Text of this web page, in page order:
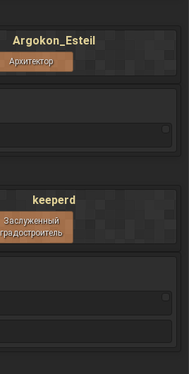
Argokon_Esteil
Архитектор
keeperd
Заслуженный
градостроитель